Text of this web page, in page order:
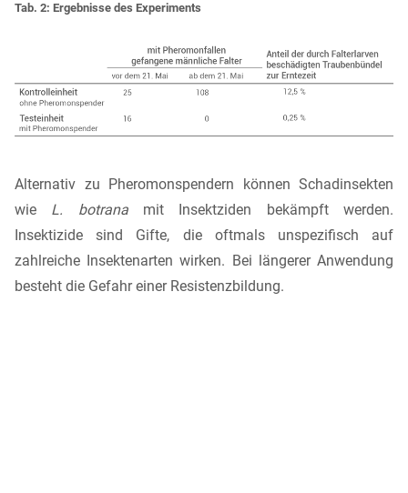
Tab. 2: Ergebnisse des Experiments
Alternativ zu Pheromonspendern können Schadinsekten
wie L. botranamit Insektziden bekämpft werden.
Insektizide sind Gifte, die oftmals unspezifisch auf
zahlreiche Insektenarten wirken. Bei längerer Anwendung
besteht die Gefahr einer Resistenzbildung.